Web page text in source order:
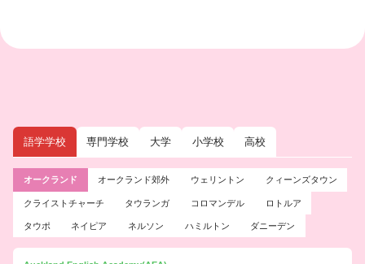
語学学校 専門学校 大学 小学校 高校
オークランド オークランド郊外 ウェリントン クィーンズタウン
クライストチャーチ タウランガ コロマンデル ロトルア
タウポ ネイピア ネルソン ハミルトン ダニーデン